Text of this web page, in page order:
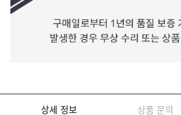
상세 정보 상품 문의